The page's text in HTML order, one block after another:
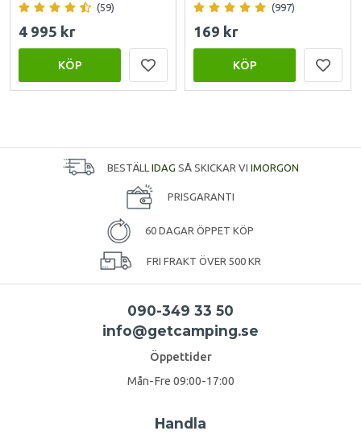
(59)
4 995 kr
KÖP
(997)
169 kr
KÖP
BESTÄLL IDAG SÅ SKICKAR VI IMORGON
PRISGARANTI
60 DAGAR ÖPPET KÖP
FRI FRAKT ÖVER 500 KR
090-349 33 50
info@getcamping.se
Öppettider
Mån-Fre 09:00-17:00
Handla